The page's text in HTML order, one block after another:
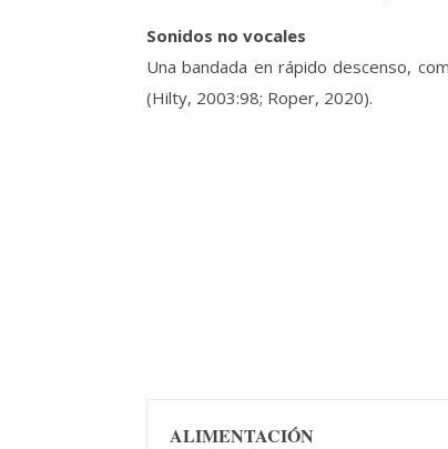
Sonidos no vocales
Una bandada en rápido descenso,
(Hilty, 2003:98; Roper, 2020).
ALIMENTACIÓN